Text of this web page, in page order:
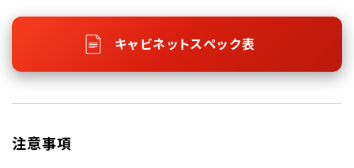
キャビネットスペック表
注意事項